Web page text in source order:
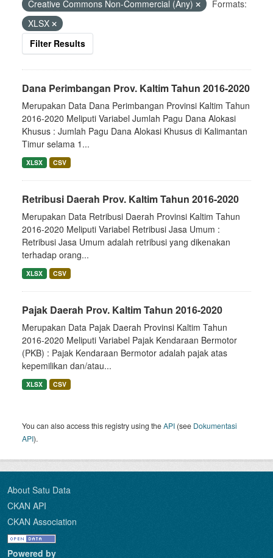
Creative Commons Non-Commercial (Any)
Formats:
XLSX
Filter Results
Dana Perimbangan Prov. Kaltim Tahun 2016-2020
Merupakan Data Dana Perimbangan Provinsi Kaltim Tahun
2016-2020 Meliputi Variabel Jumlah Pagu Dana Alokasi
Khusus : Jumlah Pagu Dana Alokasi Khusus di Kalimantan
Timur selama 1...
XLSX CSV
Retribusi Daerah Prov. Kaltim Tahun 2016-2020
Merupakan Data Retribusi Daerah Provinsi Kaltim Tahun
2016-2020 Meliputi Variabel Retribusi Jasa Umum :
Retribusi Jasa Umum adalah retribusi yang dikenakan
terhadap orang...
XLSX CSV
Pajak Daerah Prov. Kaltim Tahun 2016-2020
Merupakan Data Pajak Daerah Provinsi Kaltim Tahun
2016-2020 Meliputi Variabel Pajak Kendaraan Bermotor
(PKB) : Pajak Kendaraan Bermotor adalah pajak atas
kepemilikan dan/atau...
XLSX CSV
You can also access this registry using theAPI (see Dokumentasi
API).
About Satu Data
CKAN API
CKAN Association
Powered by